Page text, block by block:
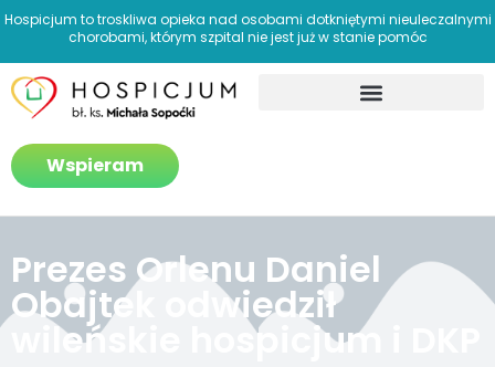
Hospicjum to troskliwa opieka nad osobami dotkniętymi nieuleczalnymi
chorobami, którym szpital nie jest już w stanie pomóc
Wspieram
Prezes Orlenu Daniel
Obajtek odwiedził
wileńskie hospicjum i DKP